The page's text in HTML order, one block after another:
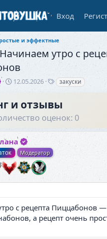
Вход
и эффектные
Начинаем утро с
Д
а
н
ч
а
л
а
12.05.2026
Т
и
закуски
и отзывы
оценок: 0
Модератор
с рецепта Пиццабонов —
а рецепт очень